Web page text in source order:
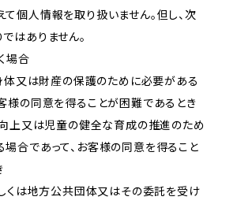
個人情報を取り扱いません。但し、次
はありません。
場合
身体又は財産の保護のために必要がある
様の同意を得ることが困難であるとき
向上又は児童の健全な育成の推進のため
合であって、お客様の同意を得ること
しくは地方公共団体又はその委託を受け